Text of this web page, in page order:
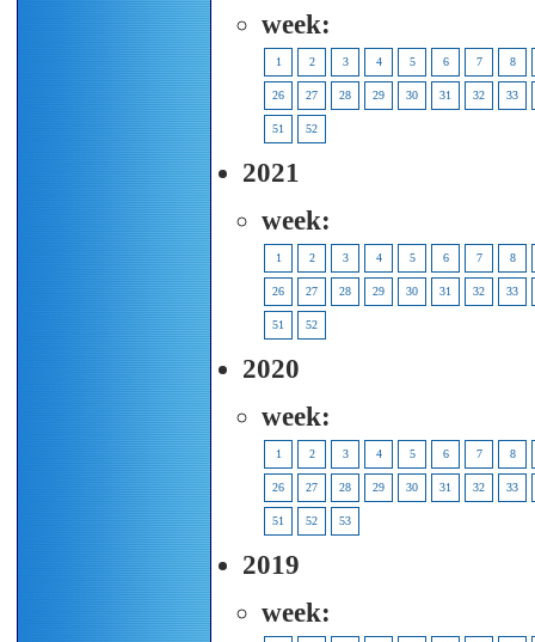
week:
1 2 3 4 5 6 7 8
26 27 28 29 30 31 32 33
51 52
2021
week:
1 2 3 4 5 6 7 8
26 27 28 29 30 31 32 33
51 52
2020
week:
1 2 3 4 5 6 7 8
26 27 28 29 30 31 32 33
51 52 53
2019
week: